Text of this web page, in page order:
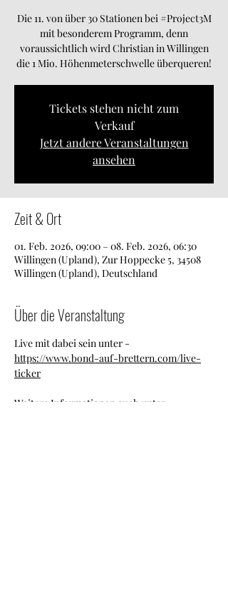
Die 11. von über 30 Stationen bei #Project3M
mit besonderem Programm, denn
voraussichtlich wird Christian in Willingen
die 1 Mio. Höhenmeterschwelle überqueren!
Tickets stehen nicht zum
Verkauf
Jetzt andere Veranstaltungen
ansehen
Zeit & Ort
01. Feb. 2026, 09:00 – 08. Feb. 2026, 06:30
Willingen (Upland), Zur Hoppecke 5, 34508
Willingen (Upland), Deutschland
Über die Veranstaltung
Live mit dabei sein unter -
https://www.bond-auf-brettern.com/live-
ticker
Weitere Informationen auch unter -